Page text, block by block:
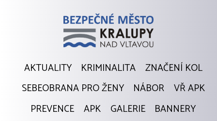
AKTUALITY KRIMINALITA
ZNAČENÍ KOL
SEBEOBRANA PRO ŽENY
NÁBOR
VŘ APK
PREVENCE
APK GALERIE
BANNERY